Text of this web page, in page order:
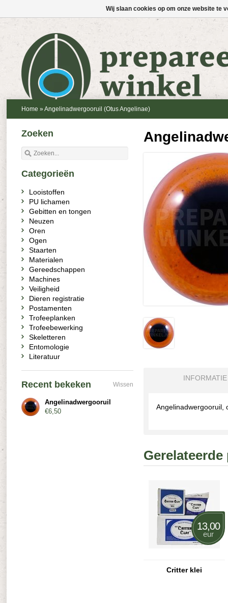
Home » Angelinadwergooruil (Otus Angelinae)
INFORMATIE
Angelinadwergooruil,
13,00
eur
Critter klei
Zoeken
Categorieën
Looistoffen
PU lichamen
Gebitten en tongen
Neuzen
Oren
Ogen
Staarten
Materialen
Gereedschappen
Machines
Veiligheid
Dieren registratie
Postamenten
Trofeeplanken
Trofeebewerking
Skeletteren
Entomologie
Literatuur
Recent bekeken Wissen
Angelinadwergooruil
€6,50
Wij slaan cookies op om onze website te